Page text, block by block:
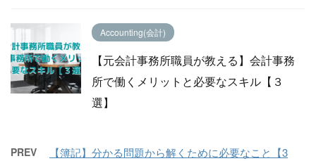
Accounting(会計)
【元会計事務所職員が教える】会計事務
所で働くメリットと必要なスキル【３
選】
PREV
【簿記】分かる問題から解くために必要なこと【3